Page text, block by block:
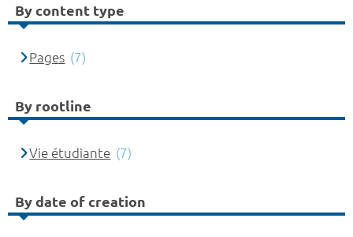
By content type
Pages (7)
By rootline
Vie étudiante (7)
By date of creation